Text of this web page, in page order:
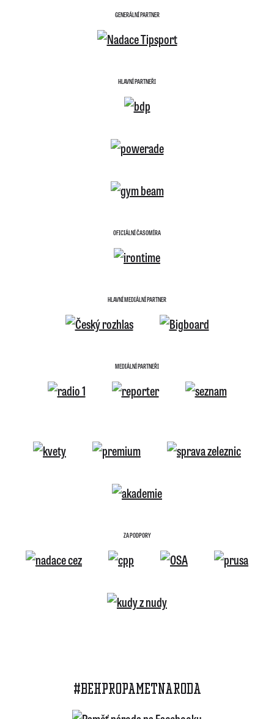
GENERÁLNÍ PARTNER
HLAVNÍ PARTNEŘI
OFICIÁLNÍ ČASOMÍRA
HLAVNÍ MEDIÁLNÍ PARTNER
MEDIÁLNÍ PARTNEŘI
ZA PODPORY
#BEHPROPAMETNARODA